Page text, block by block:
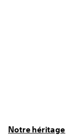
Notre héritage